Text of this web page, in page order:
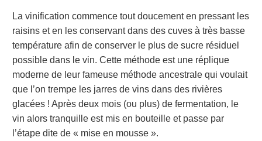
La vinification commence tout doucement en pressant les
raisins et en les conservant dans des cuves à très basse
température afin de conserver le plus de sucre résiduel
possible dans le vin. Cette méthode est une réplique
moderne de leur fameuse méthode ancestrale qui voulait
que l’on trempe les jarres de vins dans des rivières
glacées ! Après deux mois (ou plus) de fermentation, le
vin alors tranquille est mis en bouteille et passe par
l’étape dite de « mise en mousse ».